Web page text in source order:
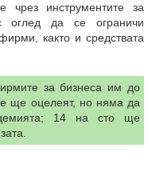
чрез инструментите за
оглед да се ограничи
както и средствата
за бизнеса им до
ще оцелеят, но няма да
14 на сто ще